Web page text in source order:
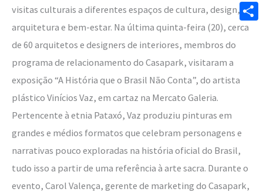
visitas culturais a diferentes espaços de cultura, design,
arquitetura e bem-estar. Na última quinta-feira (20), cerca
de 60 arquitetos e designers de interiores, membros do
programa de relacionamento do Casapark, visitaram a
exposição “A História que o Brasil Não Conta”, do artista
plástico Vinícios Vaz, em cartaz na Mercato Galeria.
Pertencente à etnia Pataxó, Vaz produziu pinturas em
grandes e médios formatos que celebram personagens e
narrativas pouco exploradas na história oficial do Brasil,
tudo isso a partir de uma referência à arte sacra. Durante o
evento, Carol Valença, gerente de marketing do Casapark,
Share